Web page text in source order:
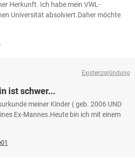
Herkunft. Ich habe mein VWL-
Universität absolviert.Daher möchte
Existenzgründung
ist schwer...
meiner Kinder ( geb. 2006 UND
Ex-Mannes.Heute bin ich mit einem